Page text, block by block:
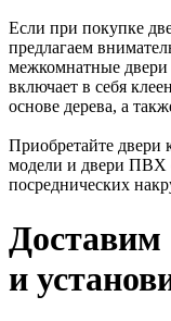
Если при покупке
предлагаем
межкомнатные двери
включает в себя
основе дерева, а
Приобретайте двери
модели и двери ПВХ
посреднических
Доставим
и